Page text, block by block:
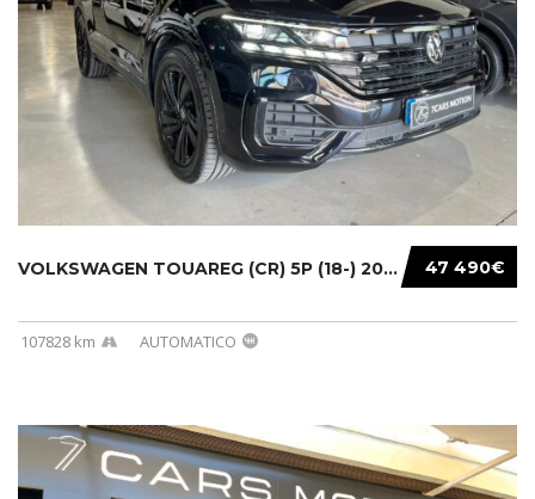
47 490€
VOLKSWAGEN TOUAREG (CR) 5P (18-) 2021...
107828 km AUTOMATICO